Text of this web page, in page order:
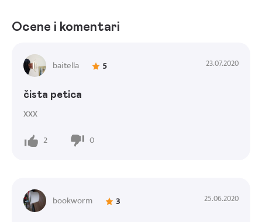
Ocene i komentari
baitella 5 23.07.2020
čista petica
xxx
2 0
bookworm 3 25.06.2020